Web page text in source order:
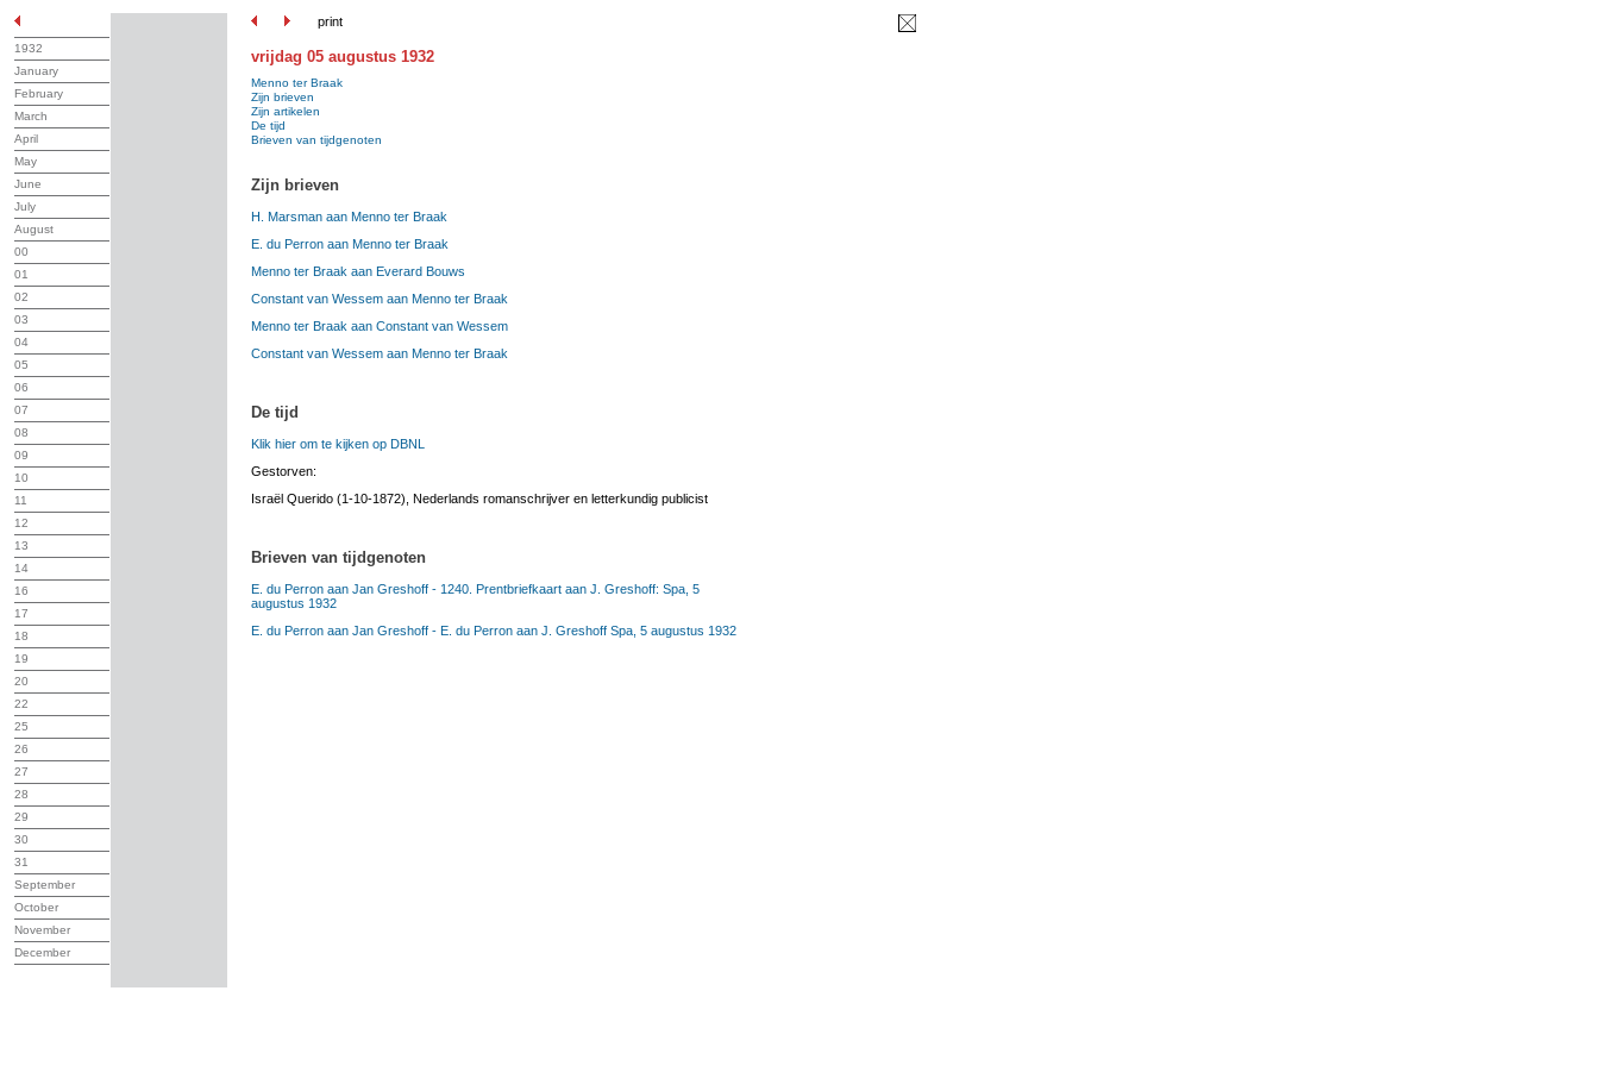
print
1932
January
February
March
April
May
June
July
August
00
01
02
03
04
05
06
07
08
09
10
11
12
13
14
16
17
18
19
20
22
25
26
27
28
29
30
31
September
October
November
December
vrijdag 05 augustus 1932
Menno ter Braak
Zijn brieven
Zijn artikelen
De tijd
Brieven van tijdgenoten
Zijn brieven
H. Marsman aan Menno ter Braak
E. du Perron aan Menno ter Braak
Menno ter Braak aan Everard Bouws
Constant van Wessem aan Menno ter Braak
Menno ter Braak aan Constant van Wessem
Constant van Wessem aan Menno ter Braak
De tijd
Klik hier om te kijken op DBNL
Gestorven:
Israël Querido (1-10-1872), Nederlands romanschrijver en letterkundig publicist
Brieven van tijdgenoten
E. du Perron aan Jan Greshoff - 1240. Prentbriefkaart aan J. Greshoff: Spa, 5
augustus 1932
E. du Perron aan Jan Greshoff - E. du Perron aan J. Greshoff Spa, 5 augustus 1932